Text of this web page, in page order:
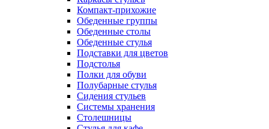
Компакт-прихожие
Обеденные группы
Обеденные столы
Обеденные стулья
Подставки для цветов
Подстолья
Полки для обуви
Полубарные стулья
Сидения стульев
Системы хранения
Столешницы